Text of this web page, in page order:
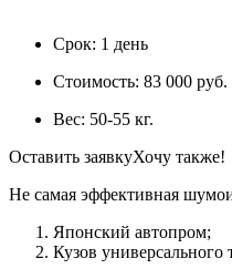
Срок: 1 день
Стоимость: 83 000 руб.
Вес: 50-55 кг.
Оставить заявкуХочу также!
Не самая эффективная
Японский автопром;
Кузов универсального